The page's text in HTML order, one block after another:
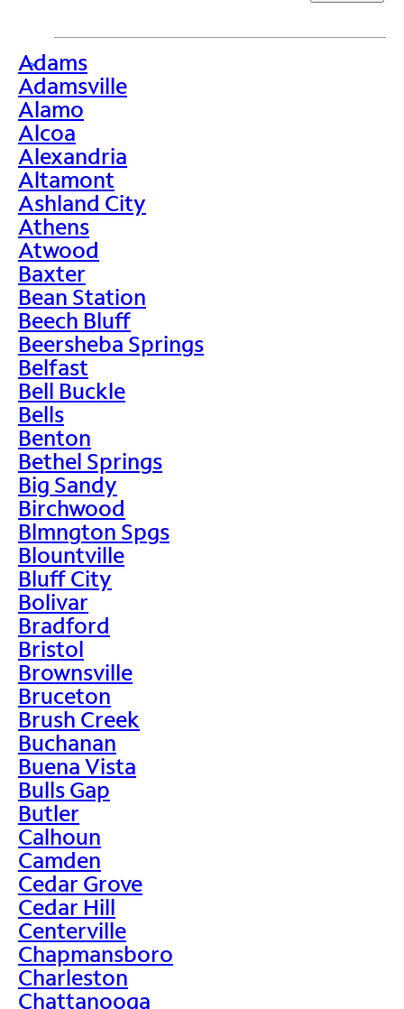
>
Adams
Adamsville
Alamo
Alcoa
Alexandria
Altamont
Ashland City
Athens
Atwood
Baxter
Bean Station
Beech Bluff
Beersheba Springs
Belfast
Bell Buckle
Bells
Benton
Bethel Springs
Big Sandy
Birchwood
Blmngton Spgs
Blountville
Bluff City
Bolivar
Bradford
Bristol
Brownsville
Bruceton
Brush Creek
Buchanan
Buena Vista
Bulls Gap
Butler
Calhoun
Camden
Cedar Grove
Cedar Hill
Centerville
Chapmansboro
Charleston
Chattanooga